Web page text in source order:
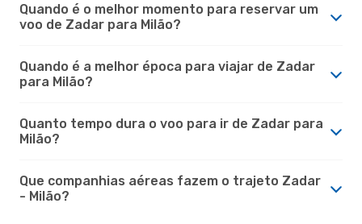
Quando é o melhor momento para reservar um
voo de Zadar para Milão?
Quando é a melhor época para viajar de Zadar
para Milão?
Quanto tempo dura o voo para ir de Zadar para
Milão?
Que companhias aéreas fazem o trajeto Zadar
- Milão?